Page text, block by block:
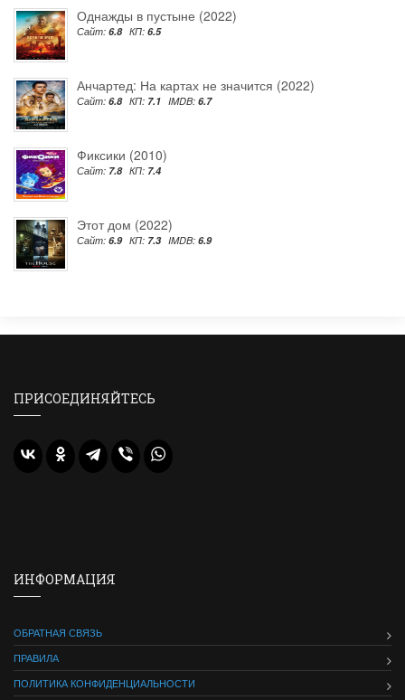
Однажды в пустыне (2022)
Сайт: 6.8 КП: 6.5
Анчартед: На картах не значится (2022)
Сайт: 6.8 КП: 7.1 IMDB: 6.7
Фиксики (2010)
Сайт: 7.8 КП: 7.4
Этот дом (2022)
Сайт: 6.9 КП: 7.3 IMDB: 6.9
ПРИСОЕДИНЯЙТЕСЬ
ИНФОРМАЦИЯ
ОБРАТНАЯ СВЯЗЬ
ПРАВИЛА
ПОЛИТИКА КОНФИДЕНЦИАЛЬНОСТИ